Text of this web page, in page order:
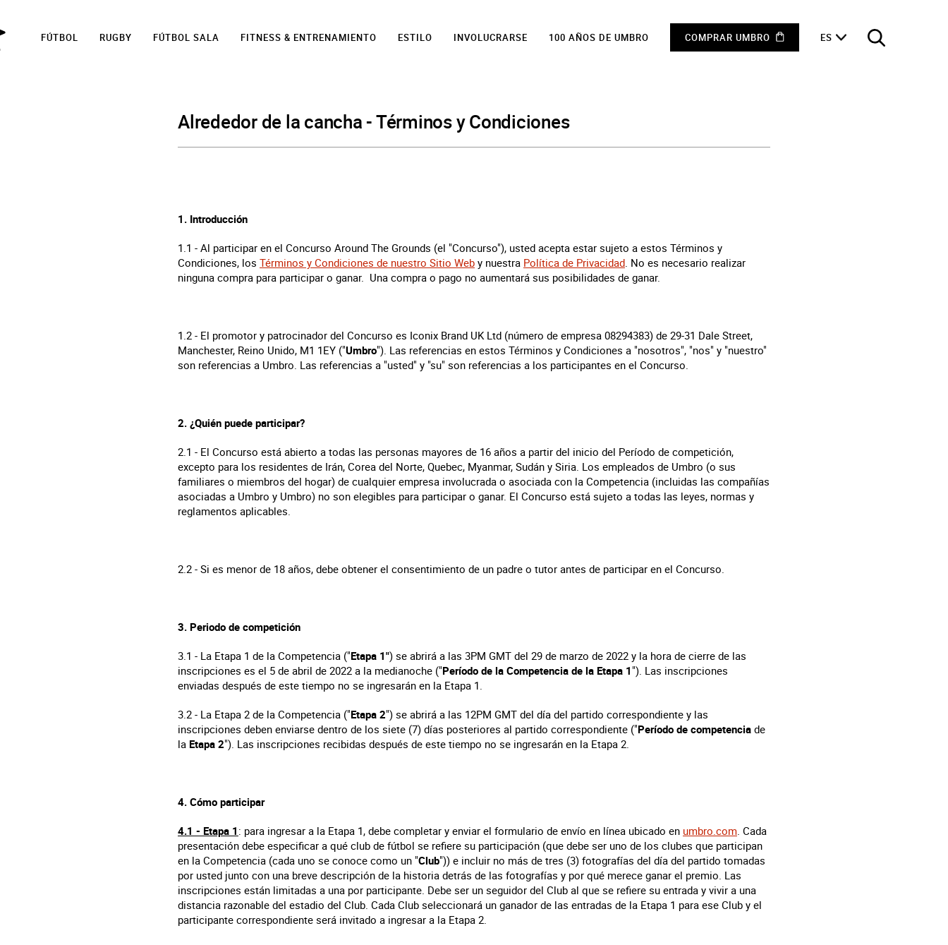
FÚTBOL RUGBY FÚTBOL SALA FITNESS & ENTRENAMIENTO ESTILO INVOLUCRARSE 100 AÑOS DE UMBRO COMPRAR UMBRO ES
Alrededor de la cancha - Términos y Condiciones
1. Introducción
1.1 - Al participar en el Concurso Around The Grounds (el "Concurso"), usted acepta estar sujeto a estos Términos y
Condiciones, los Términos y Condiciones de nuestro Sitio Web y nuestra Política de Privacidad. No es necesario realizar
ninguna compra para participar o ganar. Una compra o pago no aumentará sus posibilidades de ganar.
1.2 - El promotor y patrocinador del Concurso es Iconix Brand UK Ltd (número de empresa 08294383) de 29-31 Dale Street,
Manchester, Reino Unido, M1 1EY ("Umbro"). Las referencias en estos Términos y Condiciones a "nosotros", "nos" y "nuestro"
son referencias a Umbro. Las referencias a "usted" y "su" son referencias a los participantes en el Concurso.
2. ¿Quién puede participar?
2.1 - El Concurso está abierto a todas las personas mayores de 16 años a partir del inicio del Período de competición,
excepto para los residentes de Irán, Corea del Norte, Quebec, Myanmar, Sudán y Siria. Los empleados de Umbro (o sus
familiares o miembros del hogar) de cualquier empresa involucrada o asociada con la Competencia (incluidas las compañías
asociadas a Umbro y Umbro) no son elegibles para participar o ganar. El Concurso está sujeto a todas las leyes, normas y
reglamentos aplicables.
2.2 - Si es menor de 18 años, debe obtener el consentimiento de un padre o tutor antes de participar en el Concurso.
3. Periodo de competición
3.1 - La Etapa 1 de la Competencia ("Etapa 1") se abrirá a las 3PM GMT del 29 de marzo de 2022 y la hora de cierre de las
inscripciones es el 5 de abril de 2022 a la medianoche ("Período de la Competencia de la Etapa 1 "). Las inscripciones
enviadas después de este tiempo no se ingresarán en la Etapa 1.
3.2 - La Etapa 2 de la Competencia ("Etapa 2") se abrirá a las 12PM GMT del día del partido correspondiente y las
inscripciones deben enviarse dentro de los siete (7) días posteriores al partido correspondiente ("Período de competencia de
la Etapa 2"). Las inscripciones recibidas después de este tiempo no se ingresarán en la Etapa 2.
4. Cómo participar
4.1 - Etapa 1 : para ingresar a la Etapa 1, debe completar y enviar el formulario de envío en línea ubicado en umbro.com. Cada
presentación debe especificar a qué club de fútbol se refiere su participación (que debe ser uno de los clubes que participan
en la Competencia (cada uno se conoce como un "Club")) e incluir no más de tres (3) fotografías del día del partido tomadas
por usted junto con una breve descripción de la historia detrás de las fotografías y por qué merece ganar el premio. Las
inscripciones están limitadas a una por participante. Debe ser un seguidor del Club al que se refiere su entrada y vivir a una
distancia razonable del estadio del Club. Cada Club seleccionará un ganador de las entradas de la Etapa 1 para ese Club y el
participante correspondiente será invitado a ingresar a la Etapa 2.